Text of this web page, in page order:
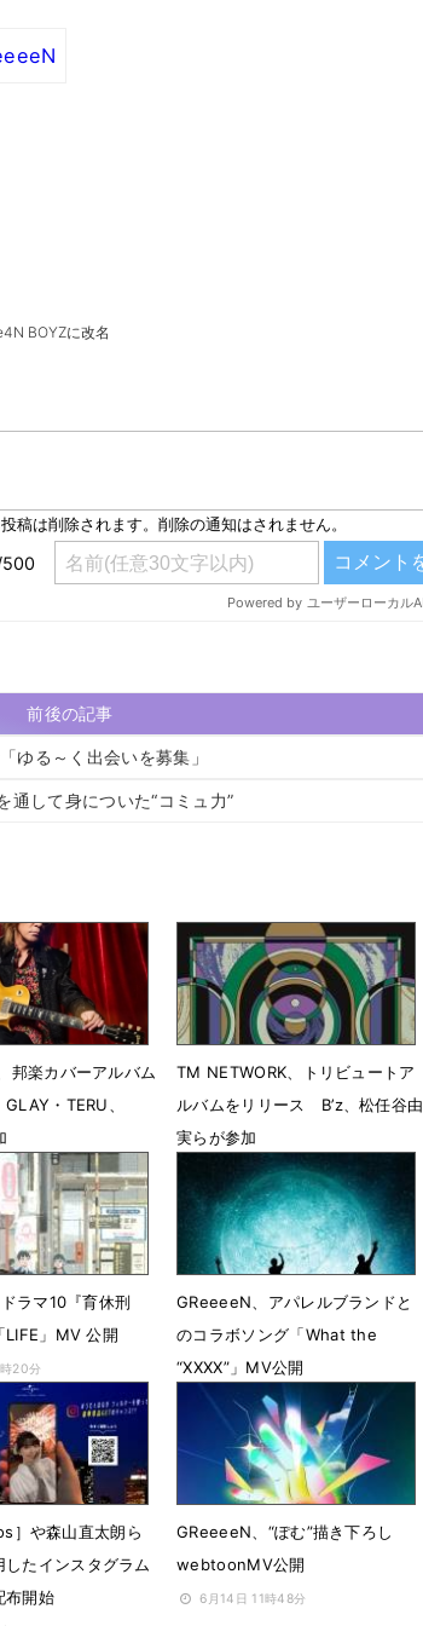
BOYZに改名
前後の記事
ゆる～く出会いを募集」
通して身についた“コミュ力”
邦楽カバーアルバム
・TERU、
01分
TM NETWORK、トリビュートア
ルバムをリリース B’z、松任谷由
実らが参加
4月5日 18時49分
ラマ10『育休刑
LIFE」MV 公開
20分
GReeeeN、アパレルブランドと
のコラボソング「What the
“XXXX”」MV公開
4月29日 23時02分
］や森山直太朗ら
したインスタグラム
布開始
GReeeeN、“ぽむ”描き下ろし
webtoonMV公開
6月14日 11時48分